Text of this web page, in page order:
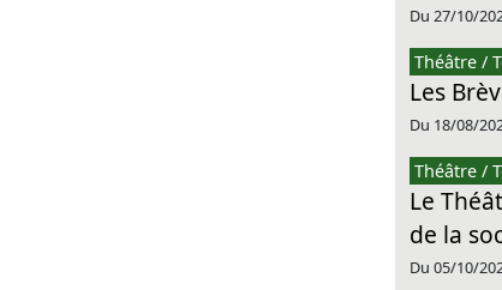
Du 27/10/
Théâtre /
Les
Du 18/08/
Théâtre /
Le
de la
Du 05/10/